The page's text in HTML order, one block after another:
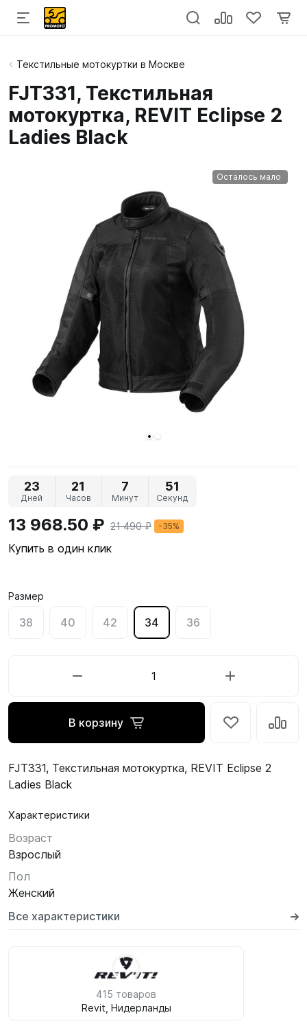
Текстильные мотокуртки в Москве
FJT331, Текстильная
мотокуртка, REVIT Eclipse 2
Ladies Black
Осталось мало
23
Дней
21
Часов
7
Минут
51
Секунд
13 968.50 ₽ 21 490 ₽ -35%
Купить в один клик
Размер
38 40 42 34 36
В корзину
FJT331, Текстильная мотокуртка, REVIT Eclipse 2
Ladies Black
Характеристики
Возраст
Взрослый
Пол
Женский
Все характеристики
415 товаров
Revit, Нидерланды